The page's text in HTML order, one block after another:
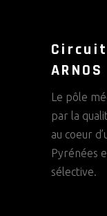
Circuit
ARNOS
Le pôle
par la
au coeur
Pyrénées
sélective.